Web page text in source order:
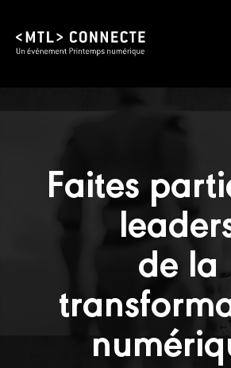
Faites
de la